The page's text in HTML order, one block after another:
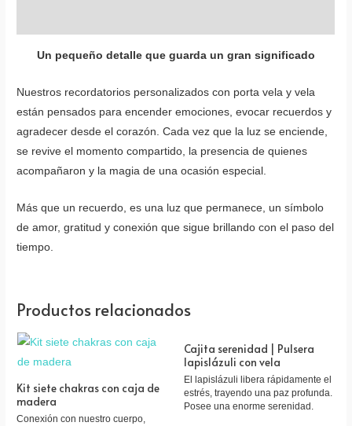
Un pequeño detalle que guarda un gran significado
Nuestros recordatorios personalizados con porta vela y vela
están pensados para encender emociones, evocar recuerdos y
agradecer desde el corazón. Cada vez que la luz se enciende,
se revive el momento compartido, la presencia de quienes
acompañaron y la magia de una ocasión especial.
Más que un recuerdo, es una luz que permanece, un símbolo
de amor, gratitud y conexión que sigue brillando con el paso del
tiempo.
Productos relacionados
Kit siete chakras con caja de
madera
Conexión con nuestro cuerpo,
Cajita serenidad | Pulsera
lapislázuli con vela
El lapislázuli libera rápidamente el
estrés, trayendo una paz profunda.
Posee una enorme serenidad.